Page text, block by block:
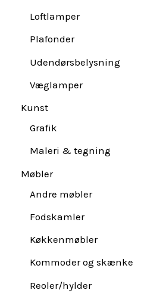
Loftlamper
Plafonder
Udendørsbelysning
Væglamper
Kunst
Grafik
Maleri & tegning
Møbler
Andre møbler
Fodskamler
Køkkenmøbler
Kommoder og skænke
Reoler/hylder